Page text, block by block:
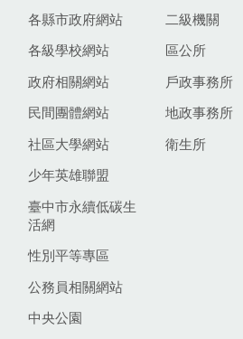
各縣市政府網站
各級學校網站
政府相關網站
民間團體網站
社區大學網站
少年英雄聯盟
臺中市永續低碳生
活網
性別平等專區
公務員相關網站
中央公園
二級機關
區公所
戶政事務所
地政事務所
衛生所